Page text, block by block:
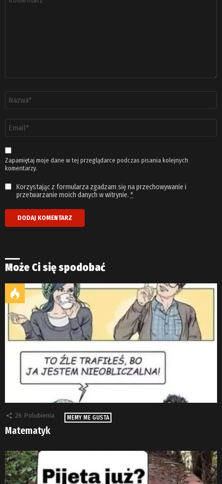
email
*
Zapamiętaj moje dane w tej przeglądarce podczas pisania kolejnych
komentarzy.
Korzystając z formularza zgadzam się na przechowywanie i
przetwarzanie moich danych w witrynie. *
Może Ci się spodobać
26 Polubienia MEMY ME GUSTA
Matematyk